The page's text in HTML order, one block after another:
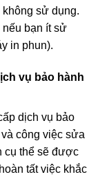
không sử dụng.
nếu bạn ít sử
in phun).
vụ bảo hành
dịch vụ bảo
công việc sửa
cụ thể sẽ được
tất việc khắc